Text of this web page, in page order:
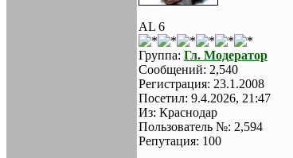
AL 6
Группа: Гл. Модератор
Сообщений: 2,540
Регистрация: 23.1.2008
Посетил: 9.4.2026, 21:47
Из: Краснодар
Пользователь №: 2,594
Репутация: 100